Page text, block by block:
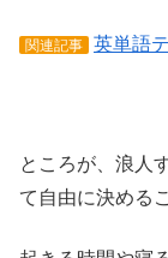
関連記事 英単語
ところが、浪人
て自由に決める